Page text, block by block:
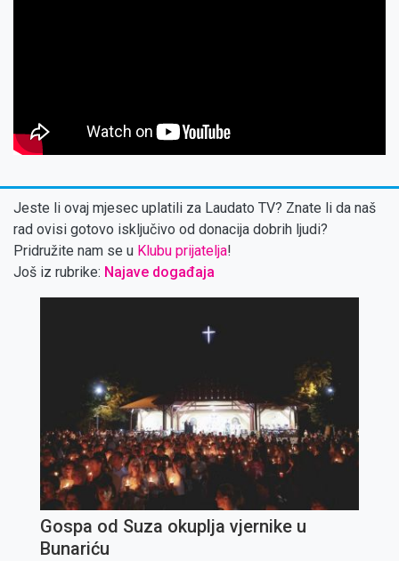
Jeste li ovaj mjesec uplatili za Laudato TV? Znate li da naš
rad ovisi gotovo isključivo od donacija dobrih ljudi?
Pridružite nam se u Klubu prijatelja!
Još iz rubrike: Najave događaja
Gospa od Suza okuplja vjernike u
Bunariću